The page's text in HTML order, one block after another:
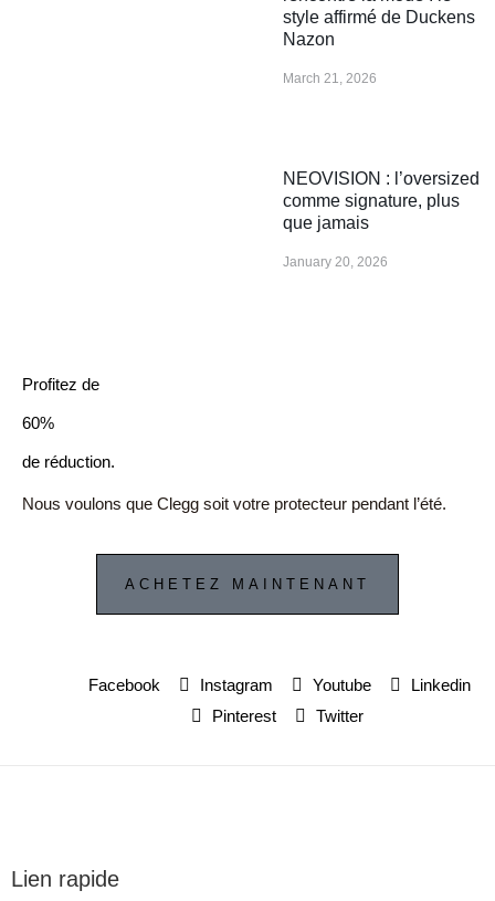
style affirmé de Duckens
Nazon
March 21, 2026
NEOVISION : l’oversized
comme signature, plus
que jamais
January 20, 2026
Profitez de
60%
de réduction.
Nous voulons que Clegg soit votre protecteur pendant l’été.
ACHETEZ MAINTENANT
Facebook Instagram Youtube
Linkedin
Pinterest
Twitter
Lien rapide